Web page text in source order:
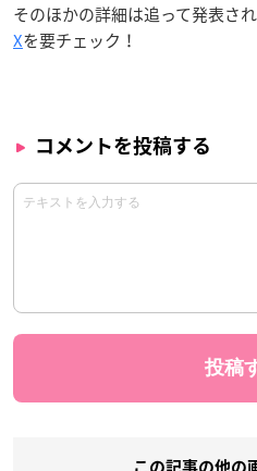
そのほかの詳細は追って発表さ
Xを要チェック！
コメントを投稿する
この記事の他の